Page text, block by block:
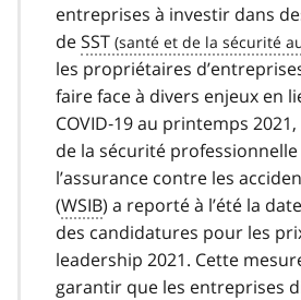
entreprises à investir dans
deSST
les propriétaires
faire face à divers enjeux en
COVID‑19 au printemps
de la sécurité
l’assurance contre les
(WSIB) a reporté à l’été la
des candidatures pour les
leadership 2021. Cette
garantir que les entreprises